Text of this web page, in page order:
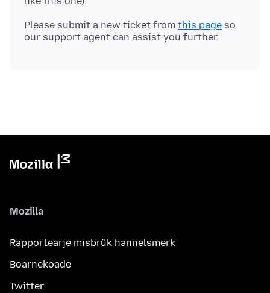
Please submit a new ticket from this page so
Mozilla
Rapportearje misbrûk hannelsmerk
Boarnekoade
Twitter